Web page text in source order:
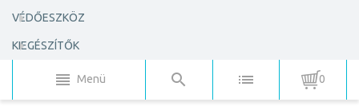
VÉDŐESZKÖZ
KIEGÉSZÍTŐK
Menü 0